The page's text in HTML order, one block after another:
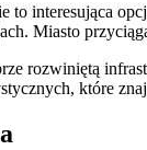
to interesująca
Miasto
rozwiniętą
które